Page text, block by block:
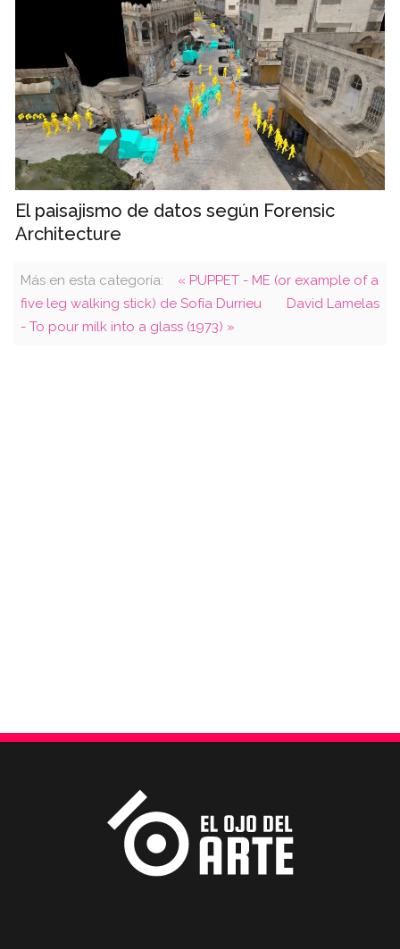
El paisajismo de datos según Forensic
Architecture
Más en esta categoría:
« PUPPET - ME (or example of a
five leg walking stick) de Sofía Durrieu
David Lamelas
- To pour milk into a glass (1973) »